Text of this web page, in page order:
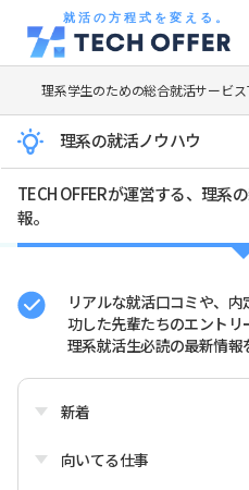
就活の方程式を変える。
理系学生のための総合就活サービス
理系の就活ノウハウ
TECH OFFERが運営する、理系
報。
リアルな就活口コミや、
功した先輩たちのエントリ
理系就活生必読の最新情報
新着
向いてる仕事